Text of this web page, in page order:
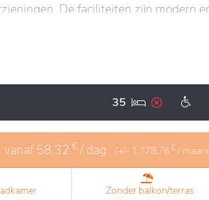
De faciliteiten zijn modern
behoeften van de bewoners. De
centraal staan in een harmonieuze
35
vanaf 58,32 € / dag (+/- 1.778,76 € /
Zonder balkon/terras